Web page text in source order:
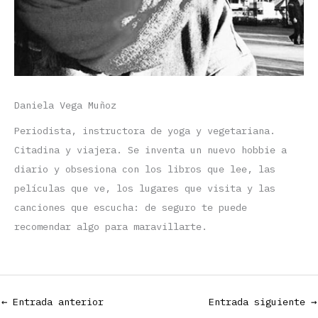
Daniela Vega Muñoz
Periodista, instructora de yoga y vegetariana.
Citadina y viajera. Se inventa un nuevo hobbie a
diario y obsesiona con los libros que lee, las
películas que ve, los lugares que visita y las
canciones que escucha: de seguro te puede
recomendar algo para maravillarte.
← Entrada anterior Entrada siguiente →